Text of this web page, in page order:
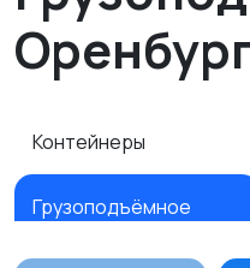
Контейнеры
Грузоподъёмное